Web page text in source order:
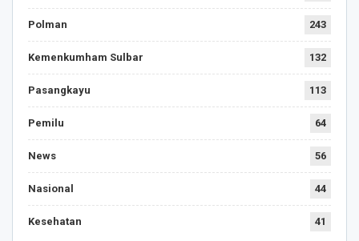
Polman 243
Kemenkumham Sulbar 132
Pasangkayu 113
Pemilu 64
News 56
Nasional 44
Kesehatan 41